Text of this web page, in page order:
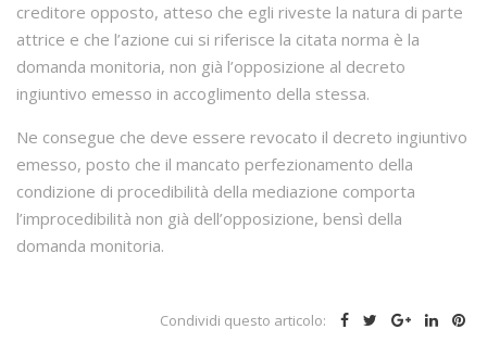
creditore opposto, atteso che egli riveste la natura di parte
attrice e che l’azione cui si riferisce la citata norma è la
domanda monitoria, non già l’opposizione al decreto
ingiuntivo emesso in accoglimento della stessa.
Ne consegue che deve essere revocato il decreto ingiuntivo
emesso, posto che il mancato perfezionamento della
condizione di procedibilità della mediazione comporta
l’improcedibilità non già dell’opposizione, bensì della
domanda monitoria.
Condividi questo articolo: